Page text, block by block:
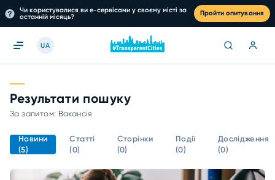
Чи користувалися ви е-сервісами у своєму місті за
останній місяць?
Пройти опитування
UA
Результати пошуку
За запитом: Вакансія
Новини
(5)
Статті
(0)
Сторінки
(0)
Події
(0)
Дослідження
(0)